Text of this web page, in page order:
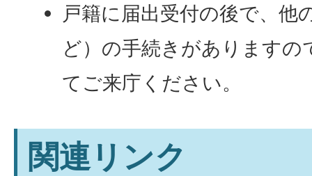
戸籍に届出受付の後で、他
ど）の手続きがありますの
てご来庁ください。
関連リンク